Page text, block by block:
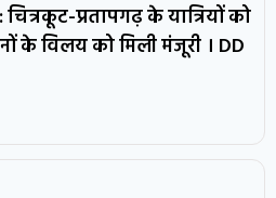
प्रतापगढ़ के यात्रियों को
के विलय को मिली मंजूरी । DD